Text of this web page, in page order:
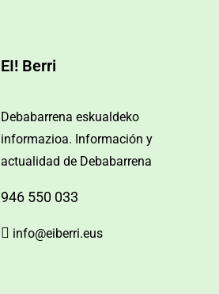
EI! Berri
Debabarrena eskualdeko
informazioa. Información y
actualidad de Debabarrena
946 550 033
info@eiberri.eus